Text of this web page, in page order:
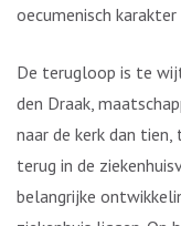
oecumenisch
De terugloop is te
den Draak,
naar de kerk dan
terug in de
belangrijke